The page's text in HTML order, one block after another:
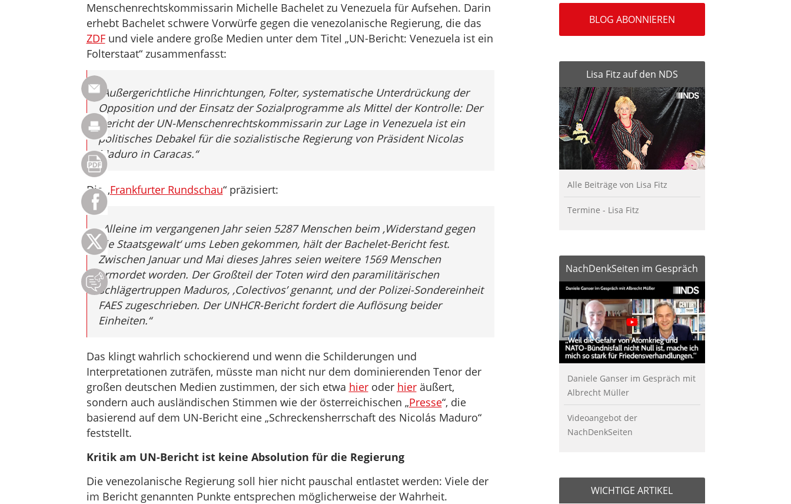
Menschenrechtskommissarin Michelle Bachelet zu Venezuela für Aufsehen. Darin
erhebt Bachelet schwere Vorwürfe gegen die venezolanische Regierung, die das
ZDFund viele andere große Medien unter dem Titel „UN-Bericht: Venezuela ist ein
Folterstaat“ zusammenfasst:
„Außergerichtliche Hinrichtungen, Folter, systematische Unterdrückung der
Opposition und der Einsatz der Sozialprogramme als Mittel der Kontrolle: Der
Bericht der UN-Menschenrechtskommissarin zur Lage in Venezuela ist ein
politisches Debakel für die sozialistische Regierung von Präsident Nicolas
Maduro in Caracas.“
Die „Frankfurter Rundschau“ präzisiert:
„Alleine im vergangenen Jahr seien 5287 Menschen beim ‚Widerstand gegen
die Staatsgewalt‘ ums Leben gekommen, hält der Bachelet-Bericht fest.
Zwischen Januar und Mai dieses Jahres seien weitere 1569 Menschen
ermordet worden. Der Großteil der Toten wird den paramilitärischen
Schlägertruppen Maduros, ‚Colectivos’ genannt, und der Polizei-Sondereinheit
FAES zugeschrieben. Der UNHCR-Bericht fordert die Auflösung beider
Einheiten.“
Das klingt wahrlich schockierend und wenn die Schilderungen und
Interpretationen zuträfen, müsste man nicht nur dem dominierenden Tenor der
großen deutschen Medien zustimmen, der sich etwa hieroder hieräußert,
sondern auch ausländischen Stimmen wie der österreichischen „Presse“, die
basierend auf dem UN-Bericht eine „Schreckensherrschaft des Nicolás Maduro“
feststellt.
Kritik am UN-Bericht ist keine Absolution für die Regierung
Die venezolanische Regierung soll hier nicht pauschal entlastet werden: Viele der
im Bericht genannten Punkte entsprechen möglicherweise der Wahrheit.
BLOG ABONNIEREN
Lisa Fitz auf den NDS
Alle Beiträge von Lisa Fitz
Termine - Lisa Fitz
NachDenkSeiten im Gespräch
Daniele Ganser im Gespräch mit
Albrecht Müller
Videoangebot der
NachDenkSeiten
WICHTIGE ARTIKEL